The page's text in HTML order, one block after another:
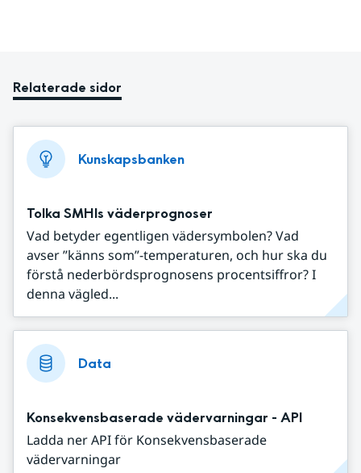
Relaterade sidor
Kunskapsbanken
Tolka SMHIs väderprognoser
Vad betyder egentligen vädersymbolen? Vad
avser ”känns som”-temperaturen, och hur ska du
förstå nederbördsprognosens procentsiffror? I
denna vägled...
Data
Konsekvensbaserade vädervarningar - API
Ladda ner API för Konsekvensbaserade
vädervarningar